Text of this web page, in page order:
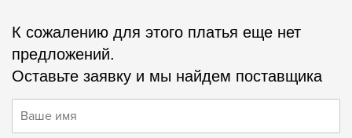
К сожалению для этого платья еще нет
предложений.
Оставьте заявку и мы найдем поставщика